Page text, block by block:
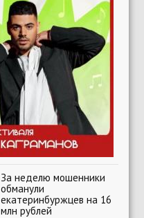
За неделю мошенники
обманули
екатеринбуржцев на 16
млн рублей